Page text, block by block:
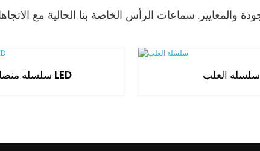
سلسلة منصات LED سلسلة العلب